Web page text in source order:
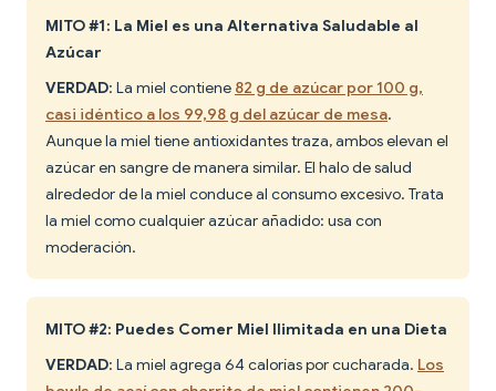
MITO #1: La Miel es una Alternativa Saludable al
Azúcar
VERDAD: La miel contiene 82 g de azúcar por 100 g,
casi idéntico a los 99,98 g del azúcar de mesa.
Aunque la miel tiene antioxidantes traza, ambos elevan el
azúcar en sangre de manera similar. El halo de salud
alrededor de la miel conduce al consumo excesivo. Trata
la miel como cualquier azúcar añadido: usa con
moderación.
MITO #2: Puedes Comer Miel Ilimitada en una Dieta
VERDAD: La miel agrega 64 calorías por cucharada. Los